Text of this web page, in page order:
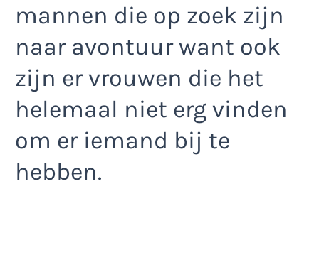
mannen die op zoek zijn
naar avontuur want ook
zijn er vrouwen die het
helemaal niet erg vinden
om er iemand bij te
hebben.